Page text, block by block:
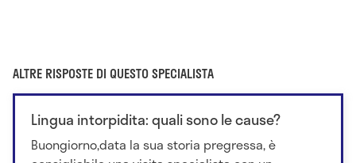
ALTRE RISPOSTE DI QUESTO SPECIALISTA
Lingua intorpidita: quali sono le cause?
Buongiorno,data la sua storia pregressa, è